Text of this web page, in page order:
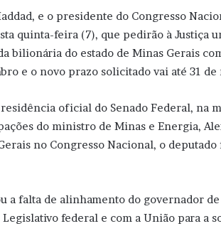
e o presidente do Congresso
quinta-feira (7), que pedirão à Justiça
bilionária do estado de Minas Gerais
e o novo prazo solicitado vai até 31 de
oficial do Senado Federal, na
do ministro de Minas e Energia,
no Congresso Nacional, o
a falta de alinhamento do governador
federal e com a União para a